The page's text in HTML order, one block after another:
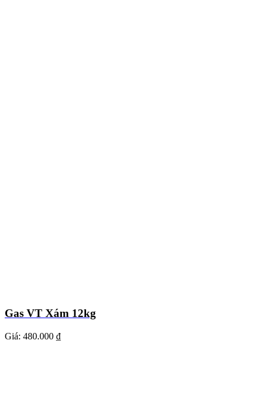
Gas VT Xám 12kg
Giá: 480.000 ₫